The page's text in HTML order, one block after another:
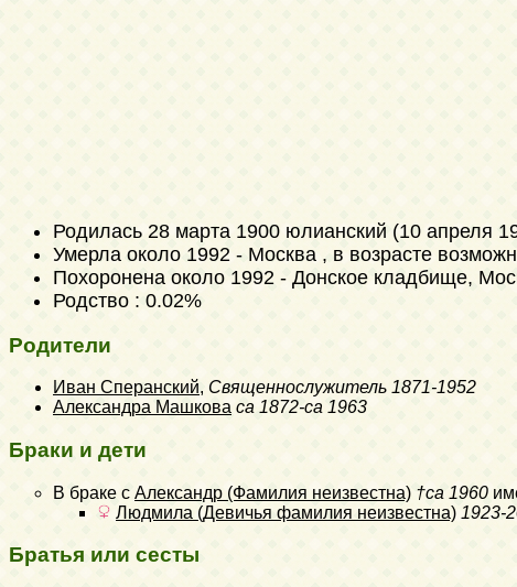
Родилась 28 марта 1900 юлианский (10 апреля
Умерла около 1992 - Москва , в возрасте
Похоронена около 1992 - Донское кладбище,
Родство : 0.02%
Родители
Иван Сперанский, Священнослужитель 1871-1952
Александра Машкова ca 1872-ca 1963
Браки и дети
В браке с Александр (Фамилия неизвестна) †ca 1960
Людмила (Девичья фамилия неизвестна) 1923-
Братья или сесты